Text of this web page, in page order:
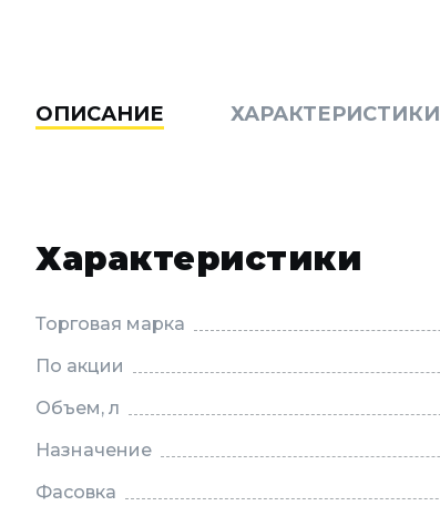
ОПИСАНИЕ ХАРАКТЕРИСТИКИ
Характеристики
Торговая марка
По акции
Объем, л
Назначение
Фасовка